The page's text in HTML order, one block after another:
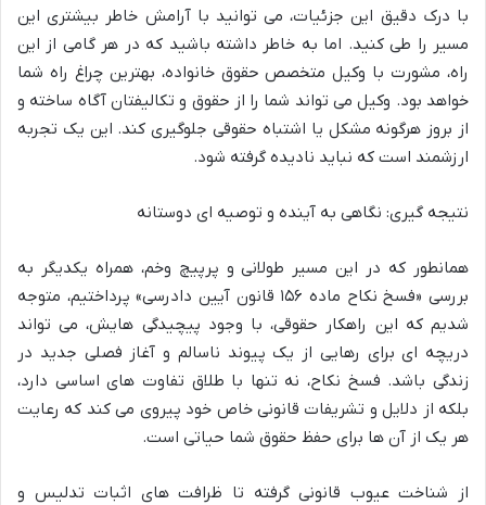
با درک دقیق این جزئیات، می توانید با آرامش خاطر بیشتری این
مسیر را طی کنید. اما به خاطر داشته باشید که در هر گامی از این
راه، مشورت با وکیل متخصص حقوق خانواده، بهترین چراغ راه شما
خواهد بود. وکیل می تواند شما را از حقوق و تکالیفتان آگاه ساخته و
از بروز هرگونه مشکل یا اشتباه حقوقی جلوگیری کند. این یک تجربه
ارزشمند است که نباید نادیده گرفته شود.
نتیجه گیری: نگاهی به آینده و توصیه ای دوستانه
همانطور که در این مسیر طولانی و پرپیچ وخم، همراه یکدیگر به
بررسی «فسخ نکاح ماده ۱۵۶ قانون آیین دادرسی» پرداختیم، متوجه
شدیم که این راهکار حقوقی، با وجود پیچیدگی هایش، می تواند
دریچه ای برای رهایی از یک پیوند ناسالم و آغاز فصلی جدید در
زندگی باشد. فسخ نکاح، نه تنها با طلاق تفاوت های اساسی دارد،
بلکه از دلایل و تشریفات قانونی خاص خود پیروی می کند که رعایت
هر یک از آن ها برای حفظ حقوق شما حیاتی است.
از شناخت عیوب قانونی گرفته تا ظرافت های اثبات تدلیس و